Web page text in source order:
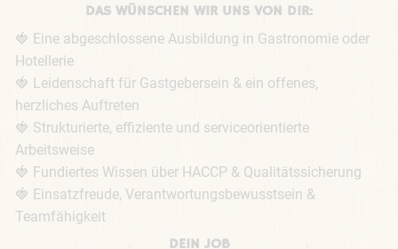
DAS WÜNSCHEN WIR UNS VON DIR:
🍓 Eine abgeschlossene Ausbildung in Gastronomie oder
Hotellerie
🍓 Leidenschaft für Gastgebersein & ein offenes,
herzliches Auftreten
🍓 Strukturierte, effiziente und serviceorientierte
Arbeitsweise
🍓 Fundiertes Wissen über HACCP & Qualitätssicherung
🍓 Einsatzfreude, Verantwortungsbewusstsein &
Teamfähigkeit
DEIN JOB